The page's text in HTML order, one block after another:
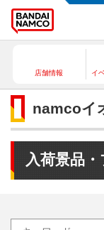
店舗情報 イ
namcoイ
入荷景品